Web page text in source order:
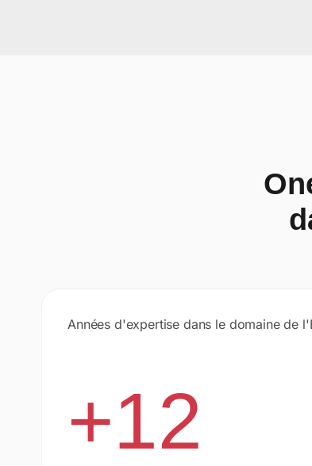
Années d'expertise dans le domaine de
+12